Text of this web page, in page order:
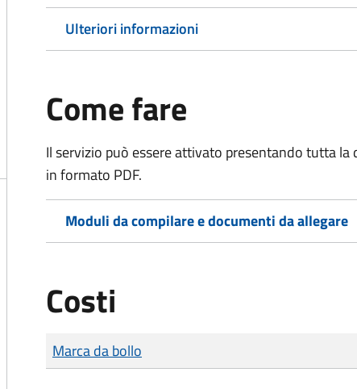
Ulteriori informazioni
Come fare
Il servizio può essere attivato presentando tutta
in formato PDF.
Moduli da compilare e documenti da allegare
Costi
Tipo di pagamento
Importo
Marca da bollo